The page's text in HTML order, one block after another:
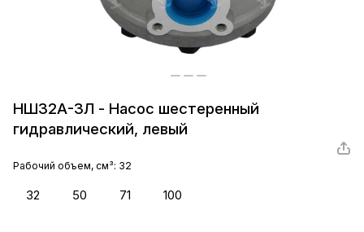
НШ32А-3Л - Насос шестеренный
гидравлический, левый
Рабочий объем, см³: 32
32 50 71 100